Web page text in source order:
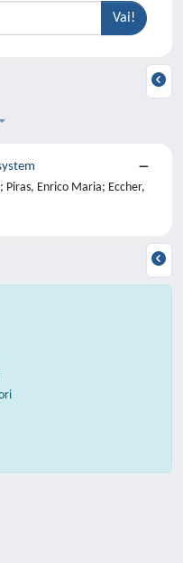
Piras, Enrico Maria; Eccher,